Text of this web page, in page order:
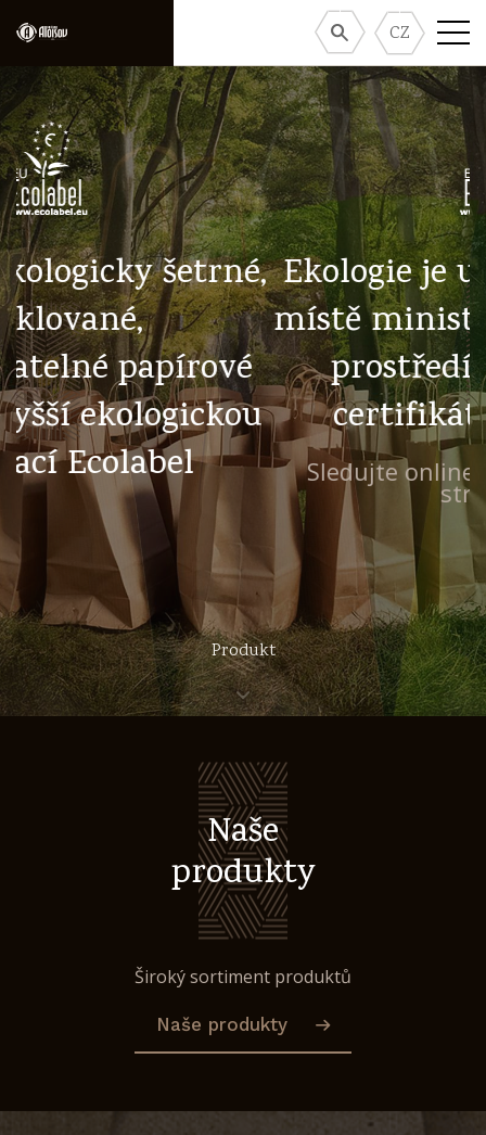
CZ
Produkt
Ekologie je u nás na prvním
místě ministerstvo životního
prostředí nám udělilo
certifikát EU Ecolabel
Sledujte online recyklaci na našich
stránkách
Naše
produkty
Široký sortiment produktů
Naše produkty